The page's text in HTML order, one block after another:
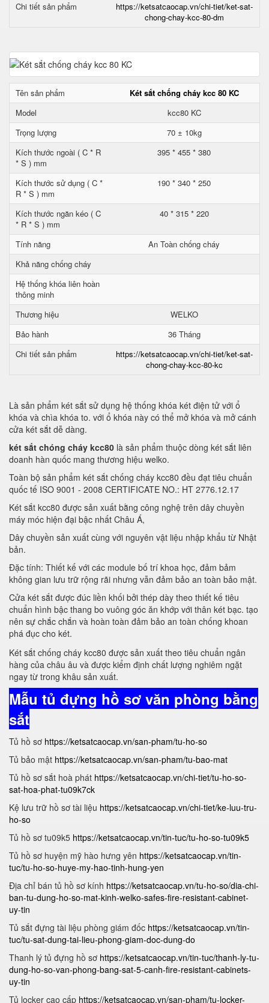
Chi tiết sản phẩm
https://ketsatcaocap.vn/chi-tiet/ket-sat-
chong-chay-kcc-80-dm
Tên sản phẩm
Két sắt chống cháy kcc 80 KC
Model
kcc80 KC
Trọng lượng
70 ± 10kg
Kích thước ngoài ( C * R
* S ) mm
395 * 455 * 380
Kích thước sử dụng ( C *
R * S ) mm
190 * 340 * 250
Kích thước ngăn kéo ( C
* R * S ) mm
40 * 315 * 220
Tính năng
An Toàn chống cháy
Khả năng chống cháy
Hệ thống khóa liên hoàn
thông minh
Thương hiệu
WELKO
Bảo hành
36 Tháng
Chi tiết sản phẩm
https://ketsatcaocap.vn/chi-tiet/ket-sat-
chong-chay-kcc-80-kc
Là sản phẩm két sắt sử dụng hệ thống khóa két điện tử với ổ
khóa và chìa khóa to. với ổ khóa này có thể mở khóa và mở cánh
cửa két sắt dễ dàng.
két sắt chóng cháy kcc80 là sản phẩm thuộc dòng két sắt liên
doanh hàn quốc mang thương hiệu welko.
Toàn bộ sản phẩm két sắt chống cháy kcc80 đều đạt tiêu chuẩn
quốc tế ISO 9001 - 2008 CERTIFICATE NO.: HT 2776.12.17
Két sắt kcc80 được sản xuất bằng công nghệ trên dây chuyền
máy móc hiện đại bậc nhất Châu Á,
Dây chuyền sản xuất cùng với nguyên vật liệu nhập khẩu từ Nhật
bản.
Đặc tính: Thiết kế với các module bố trí khoa học, đảm bảm
không gian lưu trữ rộng rãi nhưng vẫn đảm bảo an toàn bảo mật.
Cửa két sắt được đúc liền khối bởi thép dày theo thiết kế tiêu
chuẩn hình bậc thang bo vuông góc ăn khớp với thân két bạc. tạo
nên sự chắc chắn và hoàn toàn đảm bảo an toàn chống khoan
phá đục cho két.
Két sắt chống cháy kcc80 được sản xuất theo tiêu chuẩn ngân
hàng của châu âu và được kiểm định chất lượng nghiêm ngặt
ngay từ trong khâu sản xuất.
Mẫu tủ đựng hồ sơ văn phòng bằng
sắt
Tủ hồ sơ https://ketsatcaocap.vn/san-pham/tu-ho-so
Tủ bảo mật https://ketsatcaocap.vn/san-pham/tu-bao-mat
Tủ hồ sơ sắt hoà phát https://ketsatcaocap.vn/chi-tiet/tu-ho-so-
sat-hoa-phat-tu09k7ck
Kệ lưu trữ hồ sơ tài liệu https://ketsatcaocap.vn/chi-tiet/ke-luu-tru-
ho-so
Tủ hồ sơ tu09k5 https://ketsatcaocap.vn/tin-tuc/tu-ho-so-tu09k5
Tủ hồ sơ huyện mỹ hào hưng yên https://ketsatcaocap.vn/tin-
tuc/tu-ho-so-huye-my-hao-tinh-hung-yen
Địa chỉ bán tủ hồ sơ kính https://ketsatcaocap.vn/tu-ho-so/dia-chi-
ban-tu-dung-ho-so-mat-kinh-welko-safes-fire-resistant-cabinet-
uy-tin
Tủ sắt đựng tài liệu phòng giám đốc https://ketsatcaocap.vn/tin-
tuc/tu-sat-dung-tai-lieu-phong-giam-doc-dung-do
Thanh lý tủ đựng hồ sơ https://ketsatcaocap.vn/tin-tuc/thanh-ly-tu-
dung-ho-so-van-phong-bang-sat-5-canh-fire-resistant-cabinets-
uy-tin
Tủ locker cao cấp https://ketsatcaocap.vn/san-pham/tu-locker-